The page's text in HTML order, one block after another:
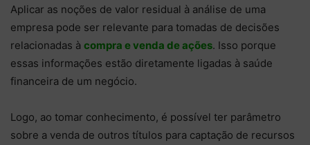
Aplicar as noções de valor residual à análise de uma
empresa pode ser relevante para tomadas de decisões
relacionadas à compra e venda de ações. Isso porque
essas informações estão diretamente ligadas à saúde
financeira de um negócio.
Logo, ao tomar conhecimento, é possível ter parâmetro
sobre a venda de outros títulos para captação de recursos